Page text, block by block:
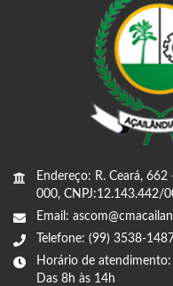
Endereço: R. Ceará,
000, CNPJ:12.143.442/
Email:
Telefone: (99) 3538-
Horário de atendimento:
Das 8h às 14h